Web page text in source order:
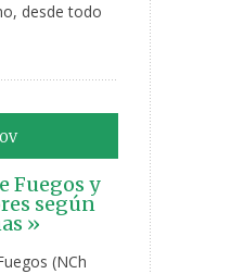
desde todo
Fuegos y
según
»
(NCh